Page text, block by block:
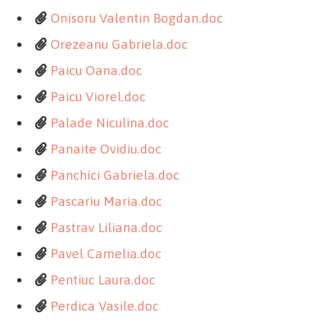
Onisoru Valentin Bogdan.doc
Orezeanu Gabriela.doc
Paicu Oana.doc
Paicu Viorel.doc
Palade Niculina.doc
Panaite Ovidiu.doc
Panchici Gabriela.doc
Pascariu Maria.doc
Pastrav Liliana.doc
Pavel Camelia.doc
Pentiuc Laura.doc
Perdica Vasile.doc